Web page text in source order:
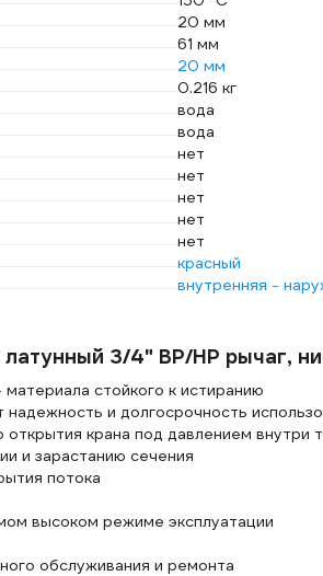
20 мм
61 мм
20 мм
0.216 кг
вода
вода
нет
нет
нет
нет
нет
красный
внутренняя -
3/4" ВР/НР рычаг,
стойкого к истиранию
и долгосрочность
крана под давлением внутри
и зарастанию сечения
потока
высоком режиме эксплуатации
обслуживания и ремонта